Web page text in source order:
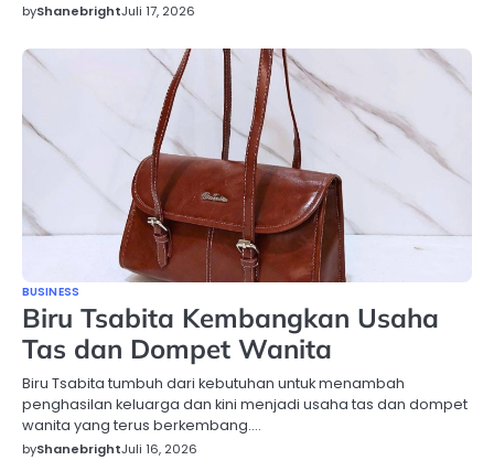
byShanebrightJuli 17, 2026
BUSINESS
Biru Tsabita Kembangkan Usaha
Tas dan Dompet Wanita
Biru Tsabita tumbuh dari kebutuhan untuk menambah
penghasilan keluarga dan kini menjadi usaha tas dan dompet
wanita yang terus berkembang.…
byShanebrightJuli 16, 2026